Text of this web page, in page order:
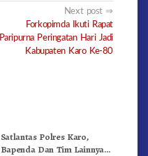
Next post
Forkopimda Ikuti Rapat
Paripurna Peringatan Hari Jadi
Kabupaten Karo Ke-80
Satlantas Polres Karo,
Bapenda Dan Tim Lainnya